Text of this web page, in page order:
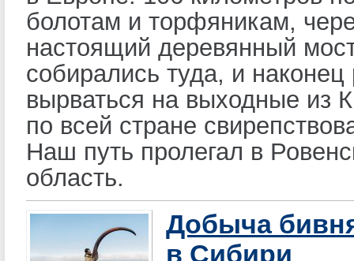
болотам и торфяникам,
настоящий деревянный
собирались туда, и
вырваться на выходные из
по всей стране
Наш путь пролегал в
область.
Добыча
в Сибири